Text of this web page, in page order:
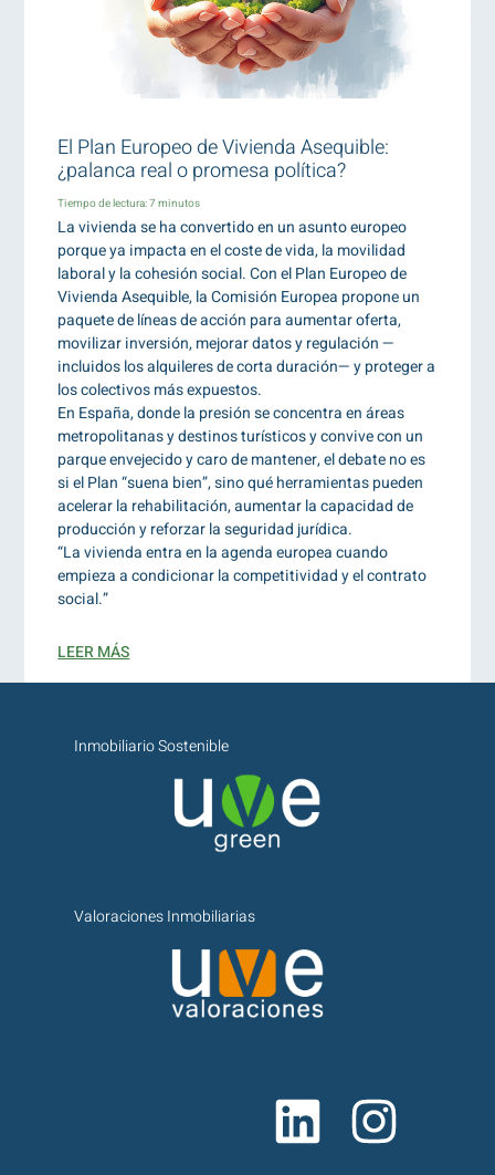
El Plan Europeo de Vivienda Asequible:
¿palanca real o promesa política?
Tiempo de lectura:7 minutos
La vivienda se ha convertido en un asunto europeo
porque ya impacta en el coste de vida, la movilidad
laboral y la cohesión social. Con el Plan Europeo de
Vivienda Asequible, la Comisión Europea propone un
paquete de líneas de acción para aumentar oferta,
movilizar inversión, mejorar datos y regulación —
incluidos los alquileres de corta duración— y proteger a
los colectivos más expuestos.
En España, donde la presión se concentra en áreas
metropolitanas y destinos turísticos y convive con un
parque envejecido y caro de mantener, el debate no es
si el Plan “suena bien”, sino qué herramientas pueden
acelerar la rehabilitación, aumentar la capacidad de
producción y reforzar la seguridad jurídica.
“La vivienda entra en la agenda europea cuando
empieza a condicionar la competitividad y el contrato
social.”
LEER MÁS
Valoraciones Inmobiliarias
Inmobiliario Sostenible